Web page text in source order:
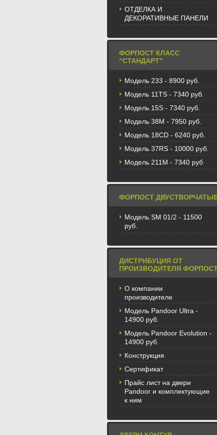
ОТДЕЛКА И
ДЕКОРАТИВНЫЕ ПАНЕЛИ
ФОРПОСТ КЛАСС
"СТАНДАРТ"
Модель 233 - 8900 руб.
Модель 11TS - 7340 руб.
Модель 15S - 7340 руб.
Модель 38M - 7950 руб.
Модель 18CD - 6240 руб.
Модель 37RS - 10000 руб.
Модель 211М - 7340 руб
ФОРПОСТ
Модель SM 01/2 - 11500
руб.
ДИСТРИБУЦИЯ ОТ
ПРОИЗВОДИТЕЛЯ
О компании
производителе
Модель Pandoor Ultra -
14900 руб.
Модель Pandoor Evolution -
14900 руб.
Конструкция
Сертификат
Прайс лист на двери
Pandoor и комплектующие
к ним